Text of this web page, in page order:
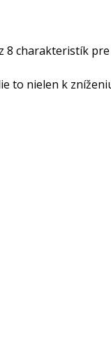
charakteristík pre
to nielen k